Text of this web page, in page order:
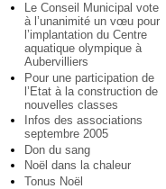
Le Conseil Municipal vote
à l’unanimité un vœu pour
l’implantation du Centre
aquatique olympique à
Aubervilliers
Pour une participation de
l’Etat à la construction de
nouvelles classes
Infos des associations
septembre 2005
Don du sang
Noël dans la chaleur
Tonus Noël